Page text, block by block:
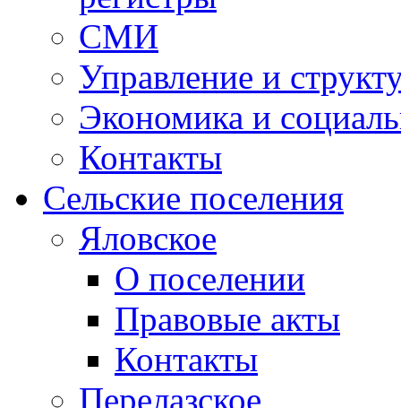
СМИ
Управление и
Экономика и
Контакты
Сельские поселения
Яловское
О поселении
Правовые акты
Контакты
Перелазское